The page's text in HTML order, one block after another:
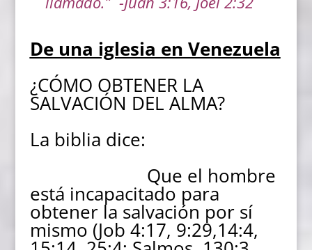
De una iglesia en Venezuela
¿CÓMO OBTENER LA
SALVACIÓN DEL ALMA?
La biblia dice:
Que el hombre
está incapacitado para
obtener la salvación por sí
mismo (Job 4:17, 9:29,14:4,